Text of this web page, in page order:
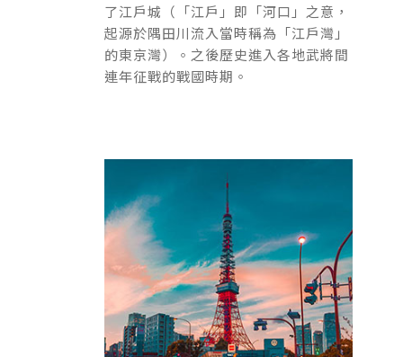
了江戶城（「江戶」即「河口」之意，
起源於隅田川流入當時稱為「江戶灣」
的東京灣）。之後歷史進入各地武將間
連年征戰的戰國時期。